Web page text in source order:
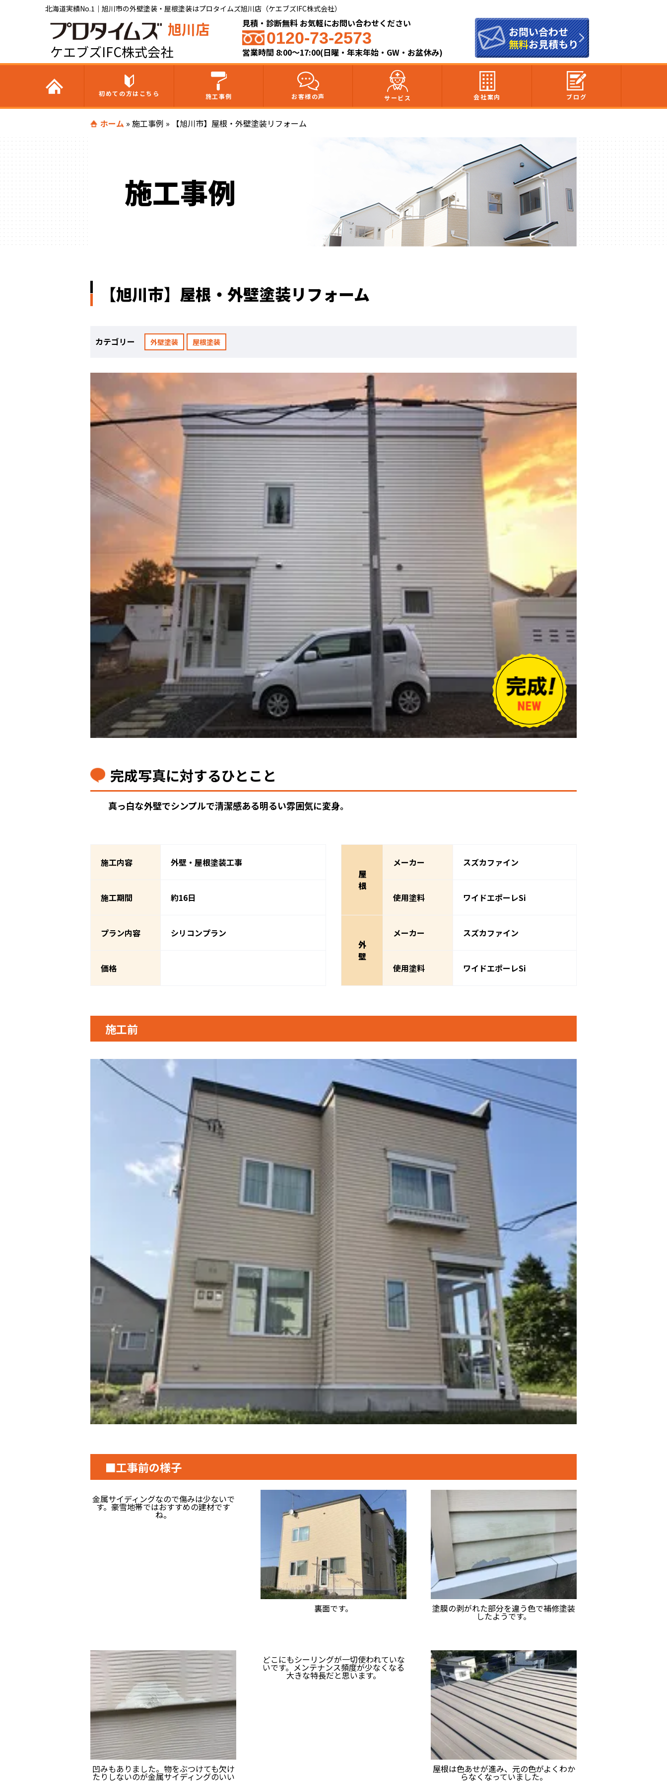
北海道実績No.1｜旭川市の外壁塗装・屋根塗装はプロタイムズ旭川店（ケエブズIFC株式会社）​
旭川店
ケエブズIFC株式会社
見積・診断無料 お気軽にお問い合わせください
0120-73-2573
営業時間 8:00～17:00(日曜・年末年始・GW・お盆休み)
お問い合わせ
無料お見積もり
初めての方はこちら 施工事例 お客様の声 サービス 会社案内 ブログ
ホーム » 施工事例 » 【旭川市】屋根・外壁塗装リフォーム
施工事例
【旭川市】屋根・外壁塗装リフォーム
カテゴリー 外壁塗装 屋根塗装
完成写真に対するひとこと
真っ白な外壁でシンプルで清潔感ある明るい雰囲気に変身。
施工内容 外壁・屋根塗装工事
施工期間 約16日
プラン内容 シリコンプラン
価格
屋
根
メーカー スズカファイン
使用塗料 ワイドエポーレSi
外
壁
メーカー スズカファイン
使用塗料 ワイドエポーレSi
施工前
■工事前の様子
金属サイディングなので傷みは少ないで
す。豪雪地帯ではおすすめの建材です
ね。
裏面です。 塗膜の剥がれた部分を違う色で補修塗装
したようです。
凹みもありました。物をぶつけても欠け
たりしないのが金属サイディングのいい
どこにもシーリングが一切使われていな
いです。メンテナンス頻度が少なくなる
大きな特長だと思います。
屋根は色あせが進み、元の色がよくわか
らなくなっていました。